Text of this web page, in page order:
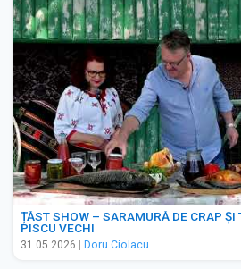
ȚĂST SHOW – SARAMURĂ DE CRAP ȘI
PISCU VECHI
31.05.2026 Doru Ciolacu